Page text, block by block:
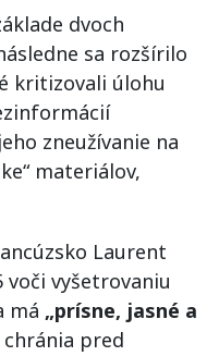
dvoch
sa rozšírilo
kritizovali úlohu
zneužívanie na
materiálov,
Laurent
voči vyšetrovaniu
má „prísne, jasné a
pred